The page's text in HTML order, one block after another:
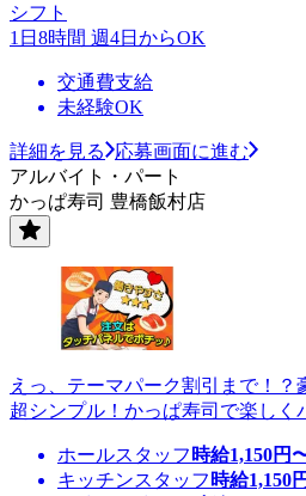
シフト
1日8時間 週4日からOK
交通費支給
未経験OK
詳細を見る
応募画面に進む
アルバイト・パート
かっぱ寿司 豊橋飯村店
えっ、テーマパーク割引まで！
超シンプル！かっぱ寿司で楽しく
ホールスタッフ 時給1,150円
キッチンスタッフ 時給1,150